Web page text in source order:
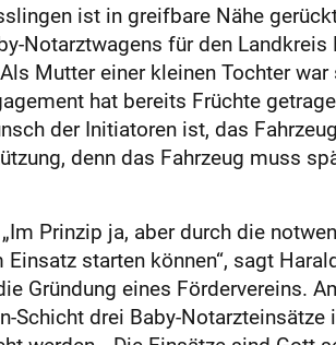
ist in greifbare Nähe
Notarztwagens für den Landkreis
Mutter einer kleinen Tochter
hat bereits Früchte
der Initiatoren ist, das
denn das Fahrzeug muss
Prinzip ja, aber durch die
starten können“, sagt
Gründung eines Fördervereins.
Schicht drei Baby-Notarzteinsätze